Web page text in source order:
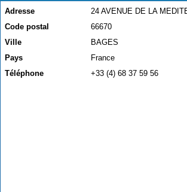
Adresse
24 AVENUE DE LA
Code postal
66670
Ville
BAGES
Pays
France
Téléphone
+33 (4) 68 37 59 56